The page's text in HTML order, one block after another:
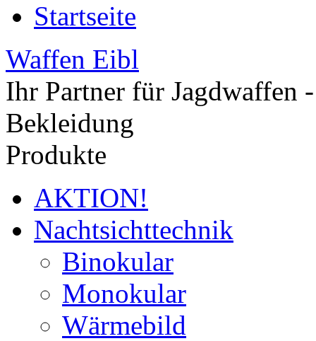
Startseite
Waffen Eibl
Ihr Partner für Jagdwaffen
Bekleidung
Produkte
AKTION!
Nachtsichttechnik
Binokular
Monokular
Wärmebild